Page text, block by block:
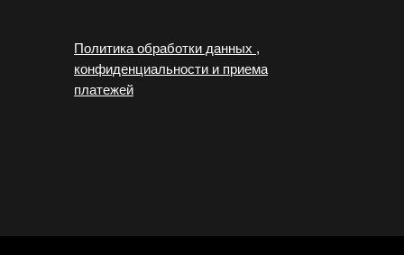
Политика обработки данных ,
конфиденциальности и приема
платежей